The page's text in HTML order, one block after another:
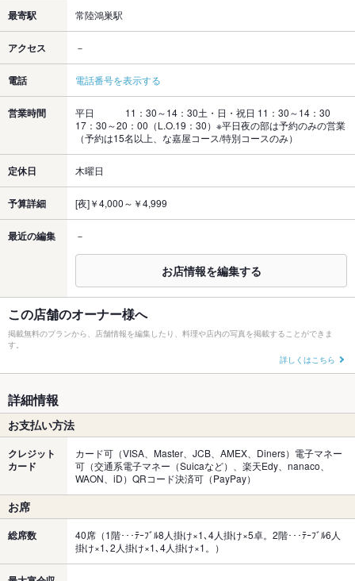
最寄駅 常陸鴻巣駅
アクセス －
電話 電話番号を表示する
営業時間
平日 11：30～14：30土・日・祝日 11：30～14：30
17：30～20：00（L.O.19：30）※平日夜の部は予約のみの営業
（予約は15名以上、な嘉屋コース/特別コースのみ）
定休日 木曜日
予算詳細 [夜]￥4,000～￥4,999
最近の編集 －
お店情報を編集する
この店舗のオーナー様へ
掲載無料のプランから、店舗情報を編集したり、料理や店内の写真を掲載することができま
す。
詳しくはこちら
詳細情報
お支払い方法
クレジット
カード
カード可（VISA、Master、JCB、AMEX、Diners）電子マネー
可（交通系電子マネー（Suicaなど）、楽天Edy、nanaco、
WAON、iD）QRコード決済可（PayPay）
お席
総席数
40席（1階･･･ﾃｰﾌﾞﾙ8人掛け×1､4人掛け×5卓。2階･･･ﾃｰﾌﾞﾙ6人
掛け×1､2人掛け×1､4人掛け×1。）